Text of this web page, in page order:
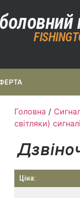
Головна /
світляки)
Ціна: